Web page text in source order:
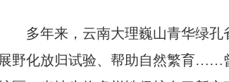
多年来，云南大理巍山青华绿孔
展野化放归试验、帮助自然繁育……